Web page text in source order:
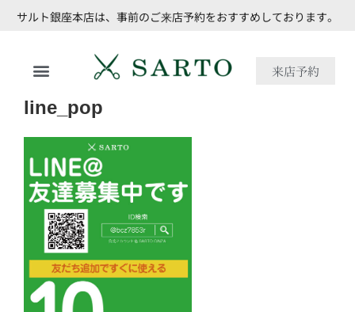
サルト銀座本店は、事前のご来店予約をおすすめしております。
来店予約
line_pop